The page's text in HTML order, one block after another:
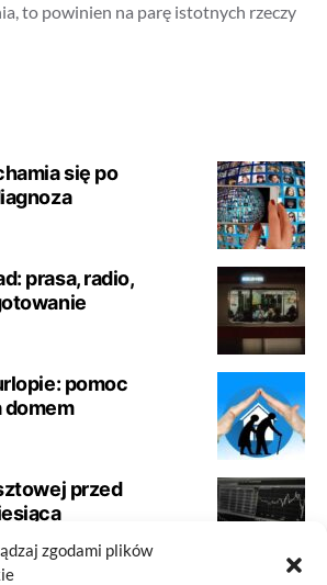
zgodami plików
to powinien na parę istotnych rzeczy
się po
prasa, radio,
pomoc
domem
przed